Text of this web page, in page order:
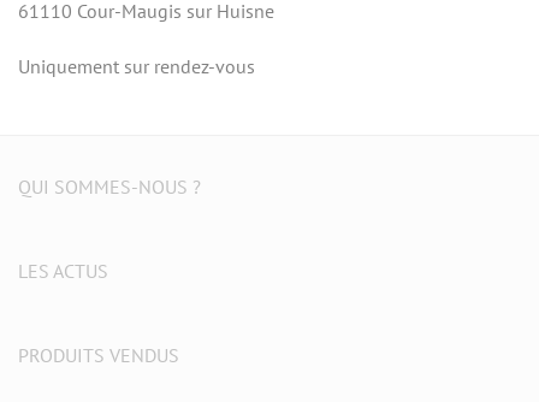
61110 Cour-Maugis sur Huisne
Uniquement sur rendez-vous
QUI SOMMES-NOUS ?
LES ACTUS
PRODUITS VENDUS